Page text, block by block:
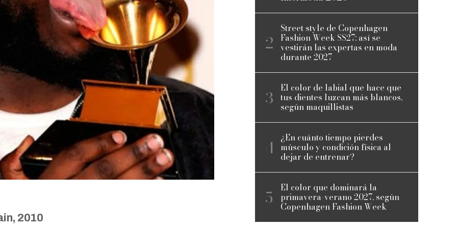
2010
Street style de Copenhagen
Fashion Week SS27: así se
vestirán las expertas en moda
durante 2027
El color de labial que hace que
tus dientes luzcan más blancos,
según maquillistas
¿En cuánto tiempo pierdes
músculo y condición física al
dejar de entrenar?
El color que dominará la
primavera-verano 2027, según
Copenhagen Fashion Week